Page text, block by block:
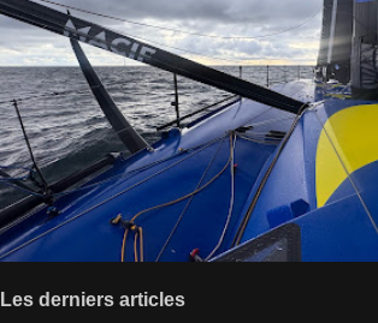
Les derniers articles